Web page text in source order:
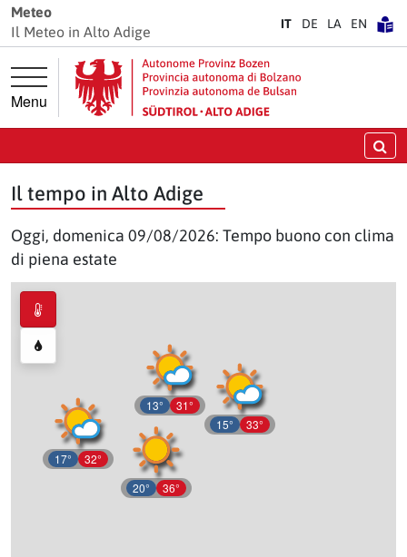
Vai direttamente alla navigazione principale
Vai direttamente al contenuto principale
Meteo
Il Meteo in Alto Adige
IT DE LA EN
Menu
Il tempo in Alto Adige
Oggi, domenica 09/08/2026: Tempo buono con clima
di piena estate
17° 32°
13° 31°
20° 36°
15° 33°